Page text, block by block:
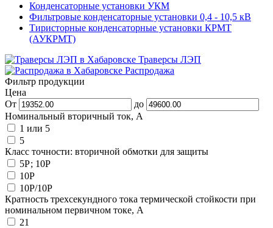
Конденсаторные установки УКМ
Фильтровые конденсаторные установки 0,4 - 10,5 кВ
Тиристорные конденсаторные установки КРМТ
(АУКРМТ)
Траверсы ЛЭП
Распродажа
Фильтр продукции
Цена
От
до
Номинальный вторичный ток, А
1 или 5
5
Класс точности: вторичной обмотки для защиты
5Р; 10Р
10P
10P/10P
Кратность трехсекундного тока термической стойкости при
номинальном первичном токе, А
21